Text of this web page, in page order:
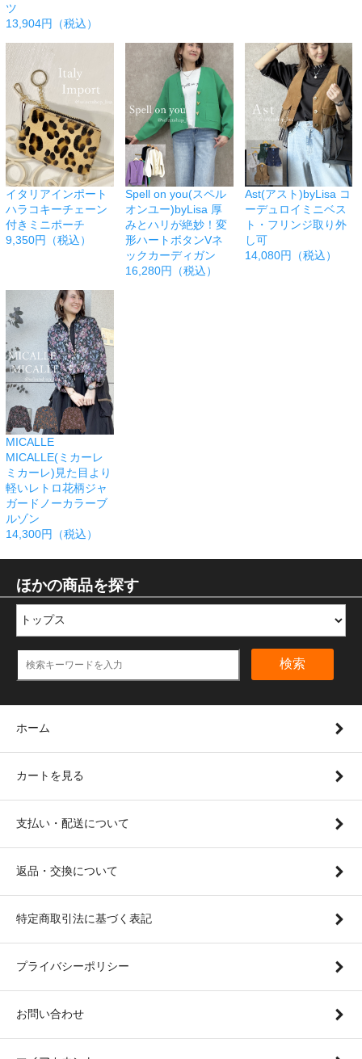
ツ
13,904円（税込）
イタリアインポート
ハラコキーチェーン
付きミニポーチ
9,350円（税込）
Spell on you(スペル
オンユー)byLisa 厚
みとハリが絶妙！変
形ハートボタンVネ
ックカーディガン
16,280円（税込）
Ast(アスト)byLisa コ
ーデュロイミニベス
ト・フリンジ取り外
し可
14,080円（税込）
MICALLE
MICALLE(ミカーレ
ミカーレ)見た目より
軽いレトロ花柄ジャ
ガードノーカラーブ
ルゾン
14,300円（税込）
ほかの商品を探す
検索
ホーム
カートを見る
支払い・配送について
返品・交換について
特定商取引法に基づく表記
プライバシーポリシー
お問い合わせ